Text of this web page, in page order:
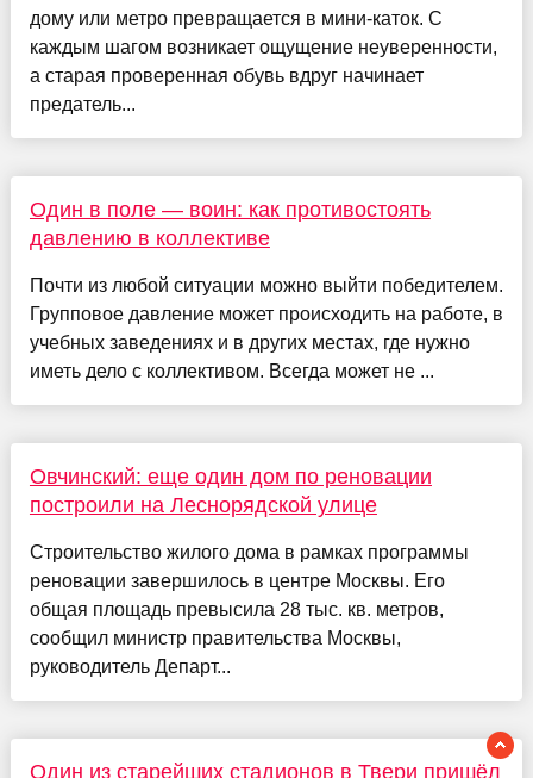
дому или метро превращается в мини-каток. С
каждым шагом возникает ощущение неуверенности,
а старая проверенная обувь вдруг начинает
предатель...
Один в поле — воин: как противостоять
давлению в коллективе
Почти из любой ситуации можно выйти победителем.
Групповое давление может происходить на работе, в
учебных заведениях и в других местах, где нужно
иметь дело с коллективом. Всегда может не ...
Овчинский: еще один дом по реновации
построили на Леснорядской улице
Строительство жилого дома в рамках программы
реновации завершилось в центре Москвы. Его
общая площадь превысила 28 тыс. кв. метров,
сообщил министр правительства Москвы,
руководитель Департ...
Один из старейших стадионов в Твери пришёл